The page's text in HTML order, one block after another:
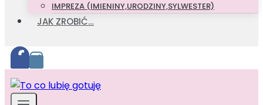
IMPREZA (IMIENINY,URODZINY,SYLWESTER)
JAK ZROBIĆ…